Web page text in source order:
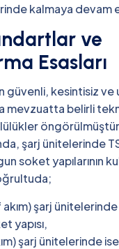
kalmaya devam
ve
Esasları
güvenli, kesintisiz ve
mevzuatta belirli
şarj ünitelerinde
soket yapılarının
şarj ünitelerinde
yapısı,
şarj ünitelerinde